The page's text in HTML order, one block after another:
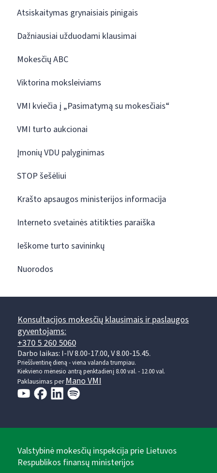
Atsiskaitymas grynaisiais pinigais
Dažniausiai užduodami klausimai
Mokesčių ABC
Viktorina moksleiviams
VMI kviečia į „Pasimatymą su mokesčiais“
VMI turto aukcionai
Įmonių VDU palyginimas
STOP šešėliui
Krašto apsaugos ministerijos informacija
Interneto svetainės atitikties paraiška
Ieškome turto savininkų
Nuorodos
Konsultacijos mokesčių klausimais ir paslaugos
gyventojams:
+370 5 260 5060
Darbo laikas: I-IV 8.00-17.00, V 8.00-15.45.
Prieššventinę dieną - viena valanda trumpiau.
Kiekvieno mėnesio antrą penktadienį 8.00 val. - 12.00 val.
Paklausimas perMano VMI
Valstybinė mokesčių inspekcija prie Lietuvos
Respublikos finansų ministerijos